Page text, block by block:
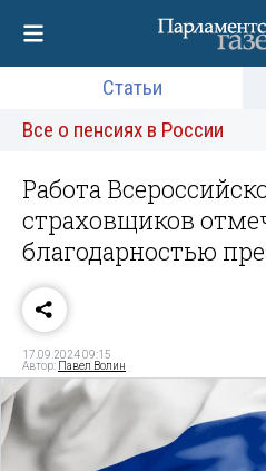
Статьи
Все о пенсиях в России
Работа
страховщиков
благодарностью
17.09.2024 09:15
Автор: Павел Волин